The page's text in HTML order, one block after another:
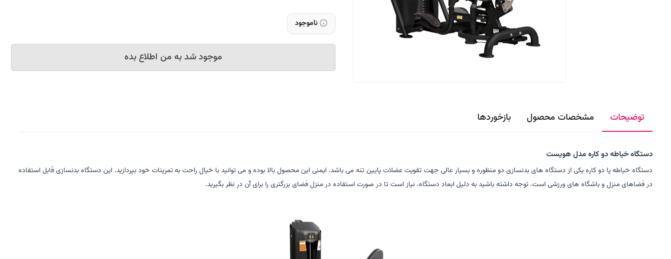
ناموجود
موجود شد به من اطلاع بده
توضیحات مشخصات محصول بازخوردها
دستگاه خیاطه دو کاره مدل هویست
دستگاه خیاطه پا دو کاره یکی از دستگاه های بدنسازی دو منظوره و بسیار عالی جهت تقویت عضلات پایین تنه می باشد. ایمنی این محصول بالا بوده و می توانید با خیال راحت به تمرینات خود بپردازید. این دستگاه بدنسازی قابل استفاده
در فضاهای منزل و باشگاه های ورزشی است. توجه داشته باشید به دلیل ابعاد دستگاه، نیاز است تا در صورت استفاده در منزل فضای بزرگتری را برای آن در نظر بگیرید.